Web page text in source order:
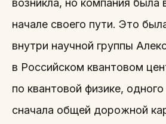
возникла, но компания
начале своего пути. Это
внутри научной группы
в Российском квантовом
по квантовой физике,
сначала общей дорожной